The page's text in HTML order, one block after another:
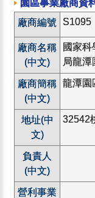
園區事業廠商資
廠商編號
S1095
廠商名稱
(中文)
國家
局龍潭
廠商簡稱
(中文)
龍潭園
地址(中
文)
32542
負責人
(中文)
營利事業